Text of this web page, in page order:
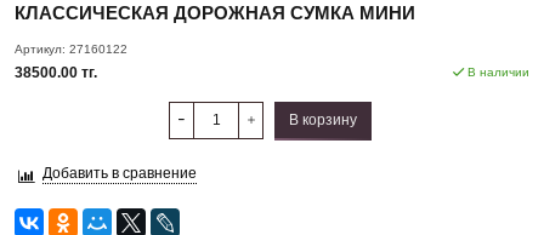
КЛАССИЧЕСКАЯ ДОРОЖНАЯ СУМКА МИНИ
Артикул: 27160122
38500.00 тг. В наличии
В корзину
Добавить в сравнение